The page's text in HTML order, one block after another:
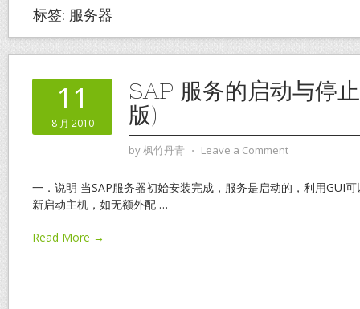
标签: 服务器
11
8 月 2010
SAP 服务的启动与停
版)
by枫竹丹青 ⋅ Leave a Comment
一．说明 当SAP服务器初始安装完成，服务是启动的，利用GUI
新启动主机，如无额外配 …
Read More →